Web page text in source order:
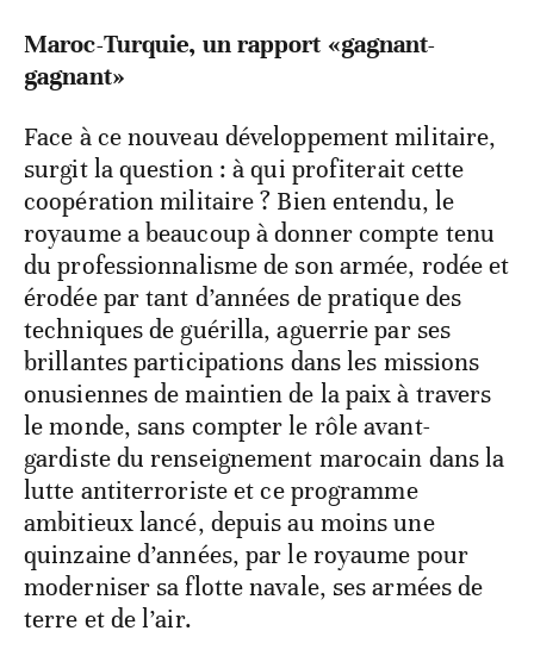
Maroc-Turquie, un rapport «gagnant-
gagnant»
Face à ce nouveau développement militaire,
surgit la question : à qui profiterait cette
coopération militaire ? Bien entendu, le
royaume a beaucoup à donner compte tenu
du professionnalisme de son armée, rodée et
érodée par tant d’années de pratique des
techniques de guérilla, aguerrie par ses
brillantes participations dans les missions
onusiennes de maintien de la paix à travers
le monde, sans compter le rôle avant-
gardiste du renseignement marocain dans la
lutte antiterroriste et ce programme
ambitieux lancé, depuis au moins une
quinzaine d’années, par le royaume pour
moderniser sa flotte navale, ses armées de
terre et de l’air.